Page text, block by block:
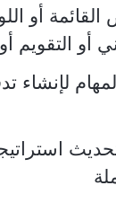
أو
أو التقويم
لإنشاء